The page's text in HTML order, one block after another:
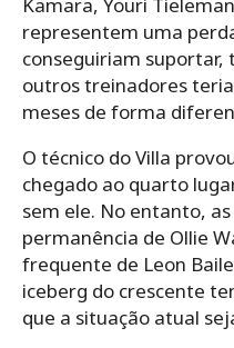
representem uma
conseguiriam
outros treinadores
meses de forma
O técnico do Villa
chegado ao quarto
sem ele. No entanto,
permanência de Ollie
frequente de Leon
iceberg do crescente
que a situação atual